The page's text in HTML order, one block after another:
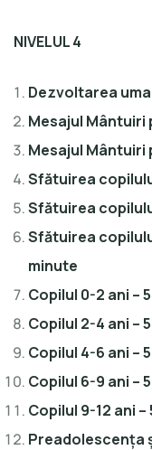
NIVELUL 4
Dezvoltarea
Mesajul Mântuiri
Mesajul Mântuiri
Sfătuirea
Sfătuirea
Sfătuirea
minute
Copilul 0-2 ani –
Copilul 2-4 ani –
Copilul 4-6 ani –
Copilul 6-9 ani –
Copilul 9-12 ani –
Preadolescența